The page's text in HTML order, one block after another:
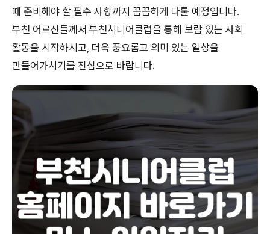
때 준비해야 할 필수 사항까지 꼼꼼하게 다룰 예정입니다.
부천 어르신들께서 부천시니어클럽을 통해 보람 있는 사회
활동을 시작하시고, 더욱 풍요롭고 의미 있는 일상을
만들어가시기를 진심으로 바랍니다.